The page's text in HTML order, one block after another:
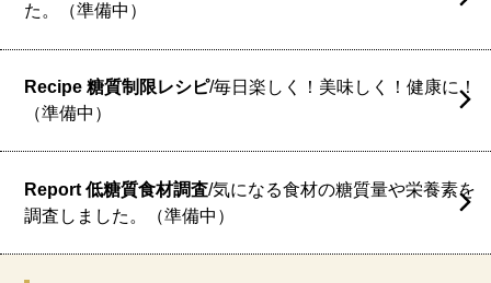
た。（準備中）
Recipe 糖質制限レシピ/毎日楽しく！美味しく！健康に！
（準備中）
Report 低糖質食材調査/気になる食材の糖質量や栄養素を
調査しました。（準備中）